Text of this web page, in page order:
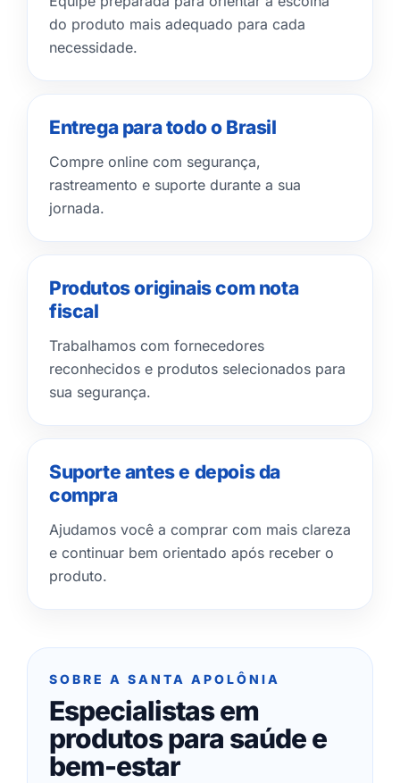
do produto mais adequado para cada
necessidade.
Entrega para todo o Brasil
Compre online com segurança,
rastreamento e suporte durante a sua
jornada.
Produtos originais com nota
fiscal
Trabalhamos com fornecedores
reconhecidos e produtos selecionados para
sua segurança.
Suporte antes e depois da
compra
Ajudamos você a comprar com mais clareza
e continuar bem orientado após receber o
produto.
SOBRE A SANTA APOLÔNIA
Especialistas em
produtos para saúde e
bem-estar